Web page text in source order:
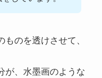
のを透けさせて、
が、水墨画のような